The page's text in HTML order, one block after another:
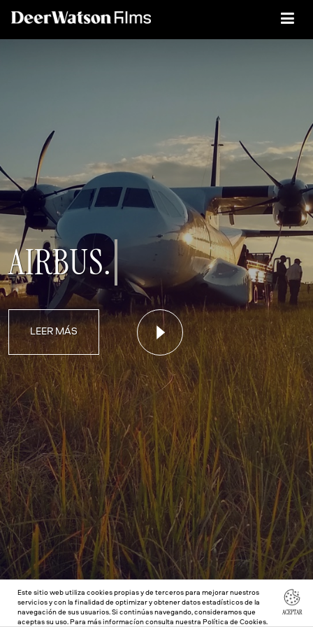
AIRBUS.
LEER MÁS
Este sitio web utiliza cookies propias y de terceros para mejorar nuestros
servicios y con la finalidad de optimizar y obtener datos estadísticos de la
navegación de sus usuarios. Si continúas navegando, consideramos que
aceptas su uso. Para más informacíon consulta nuestra Política de Cookies.
ACEPTAR